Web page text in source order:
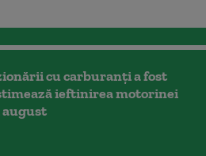
cu carburanți a fost
ieftinirea motorinei
august